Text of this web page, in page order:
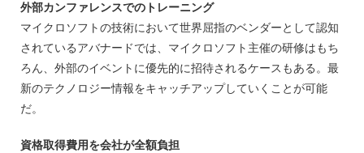
外部カンファレンスでのトレーニング
マイクロソフトの技術において世界屈指のベンダーとして認知
されているアバナードでは、マイクロソフト主催の研修はもち
ろん、外部のイベントに優先的に招待されるケースもある。最
新のテクノロジー情報をキャッチアップしていくことが可能
だ。
資格取得費用を会社が全額負担